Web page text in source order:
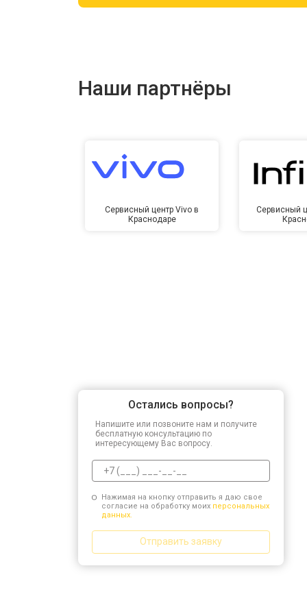
Наши партнёры
Сервисный центр Vivo в
Краснодаре
Сервисный
Остались вопросы?
Напишите или позвоните нам и получите
бесплатную консультацию по
интересующему Вас вопросу.
Нажимая на кнопку отправить я даю свое
согласие на обработку моих персональных
данных.
Отправить заявку